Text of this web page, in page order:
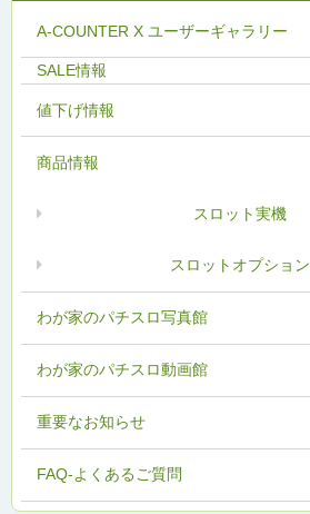
A-COUNTER X ユーザーギャラリー
FAQ-よくあるご質問
わが家のパチスロ写真館
わが家のパチスロ動画館
値下げ情報
商品情報
スロットオプション
スロット実機
重要なお知らせ